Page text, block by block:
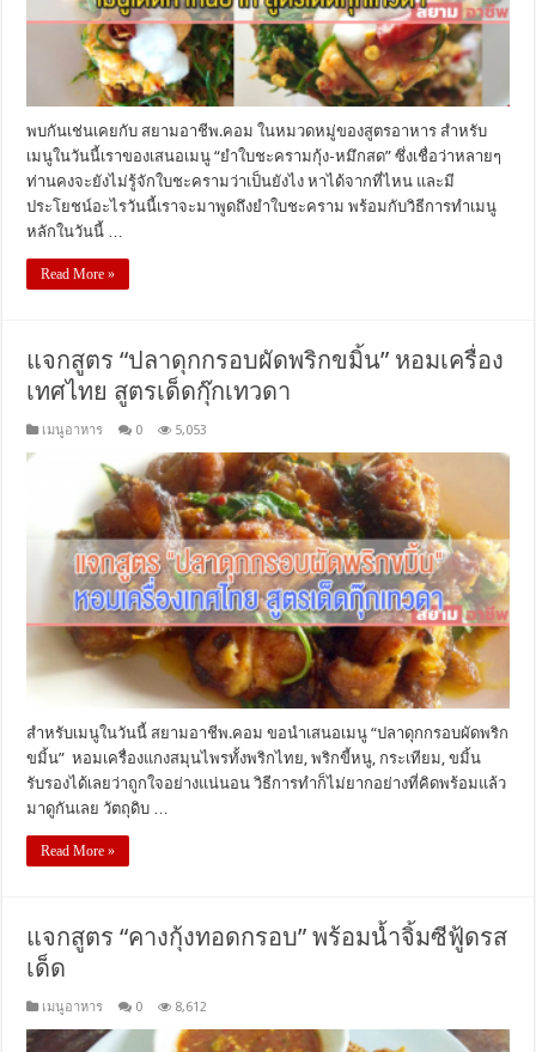
พบกันเช่นเคยกับ สยามอาชีพ.คอม ในหมวดหมู่ของสูตรอาหาร สำหรับ
เมนูในวันนี้เราของเสนอเมนู “ยำใบชะครามกุ้ง-หมึกสด” ซึ่งเชื่อว่าหลายๆ
ท่านคงจะยังไม่รู้จักใบชะครามว่าเป็นยังไง หาได้จากที่ไหน และมี
ประโยชน์อะไรวันนี้เราจะมาพูดถึงยำใบชะคราม พร้อมกับวิธีการทำเมนู
หลักในวันนี้ …
Read More »
แจกสูตร “ปลาดุกกรอบผัดพริกขมิ้น” หอมเครื่อง
เทศไทย สูตรเด็ดกุ๊กเทวดา
เมนูอาหาร 0 5,053
สำหรับเมนูในวันนี้ สยามอาชีพ.คอม ขอนำเสนอเมนู “ปลาดุกกรอบผัดพริก
ขมิ้น” หอมเครื่องแกงสมุนไพรทั้งพริกไทย, พริกขี้หนู, กระเทียม, ขมิ้น
รับรองได้เลยว่าถูกใจอย่างแน่นอน วิธีการทำก็ไม่ยากอย่างที่คิดพร้อมแล้ว
มาดูกันเลย วัตถุดิบ …
Read More »
แจกสูตร “คางกุ้งทอดกรอบ” พร้อมน้ำจิ้มซีฟู้ดรส
เด็ด
เมนูอาหาร 0 8,612